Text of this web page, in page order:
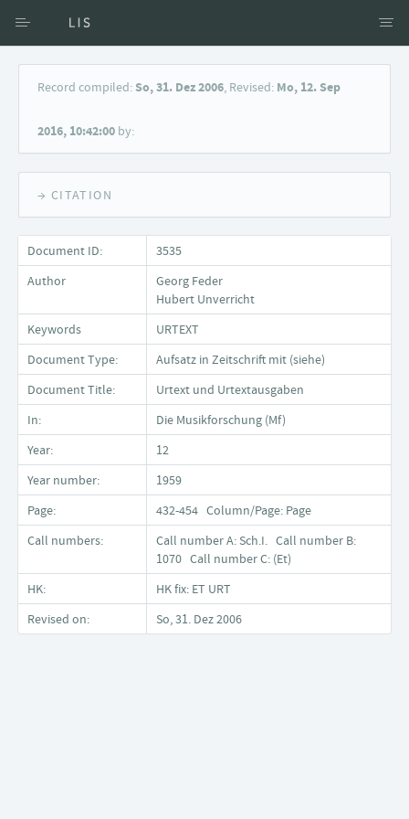
Access via Author
Keyword Search
Record compiled:So, 31. Dez 2006, Revised: Mo, 12. Sep
2016, 10:42:00 by:
→ CITATION
Document ID:
3535
Author
Georg Feder
Hubert Unverricht
Keywords
URTEXT
Document Type:
Aufsatz in Zeitschrift mit (siehe)
Document Title:
Urtext und Urtextausgaben
In:
Die Musikforschung (Mf)
Year:
12
Year number:
1959
Page:
432-454 Column/Page: Page
Call numbers:
Call number A: Sch.I. Call number B:
1070 Call number C: (Et)
HK:
HK fix: ET URT
Revised on:
So, 31. Dez 2006